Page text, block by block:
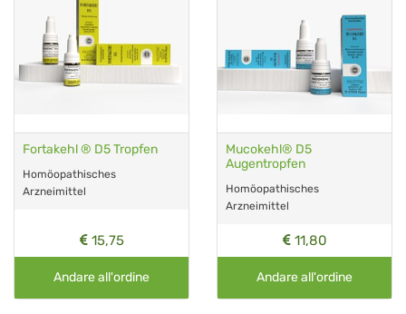
Kehlbeck
Fortakehl ® D5 Tropfen
Homöopathisches
Arzneimittel
15,75
Andare all'ordine
Mucokehl® D5
Augentropfen
Homöopathisches
Arzneimittel
11,80
Andare all'ordine